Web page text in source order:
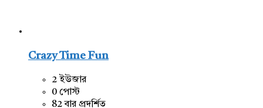
Crazy Time Fun
2 ইউজার
0 পোস্ট
82 বার প্রদর্শিত